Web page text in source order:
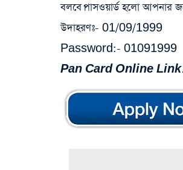
বলবে।পাসওয়ার্ড হলো আপনার
উদাহরণঃ- 01/09/1999
Password:- 01091999
Pan Card Online